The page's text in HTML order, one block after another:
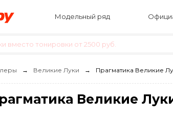
Модельный ряд
вместо тонировки от 2500 руб.
Великие Луки Прагматика Великие
Великие